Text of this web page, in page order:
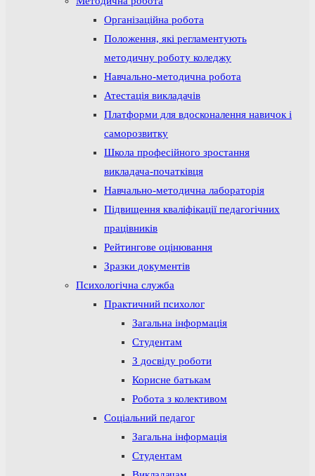
Організаційна робота
Положення, які регламентують
методичну роботу коледжу
Навчально-методична робота
Атестація викладачів
Платформи для вдосконалення навичок і
саморозвитку
Школа професійного зростання
викладача-початківця
Навчально-методична лабораторія
Підвищення кваліфікації педагогічних
працівників
Рейтингове оцінювання
Зразки документів
Психологічна служба
Практичний психолог
Загальна інформація
Студентам
З досвіду роботи
Корисне батькам
Робота з колективом
Соціальний педагог
Загальна інформація
Студентам